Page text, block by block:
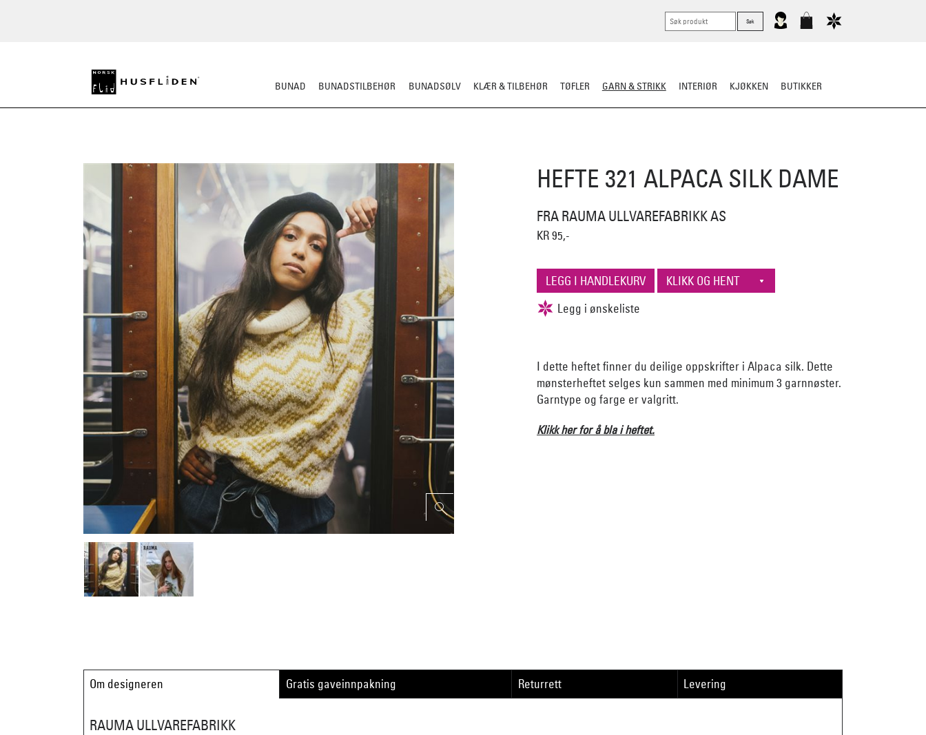
BUNAD BUNADSTILBEHØR BUNADSØLV KLÆR & TILBEHØR TØFLER GARN & STRIKK INTERIØR KJØKKEN BUTIKKER
HEFTE 321 ALPACA SILK DAME
FRA RAUMA ULLVAREFABRIKK AS
KR 95,-
I dette heftet finner du deilige oppskrifter i Alpaca silk. Dette
mønsterheftet selges kun sammen med minimum 3 garnnøster.
Garntype og farge er valgritt.
Klikk her for å bla i heftet.
Om designeren Gratis gaveinnpakning Returrett Levering
RAUMA ULLVAREFABRIKK